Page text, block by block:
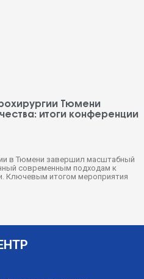
Тюмени
итоги конференции
в Тюмени завершил масштабный
современным подходам к
Ключевым итогом мероприятия